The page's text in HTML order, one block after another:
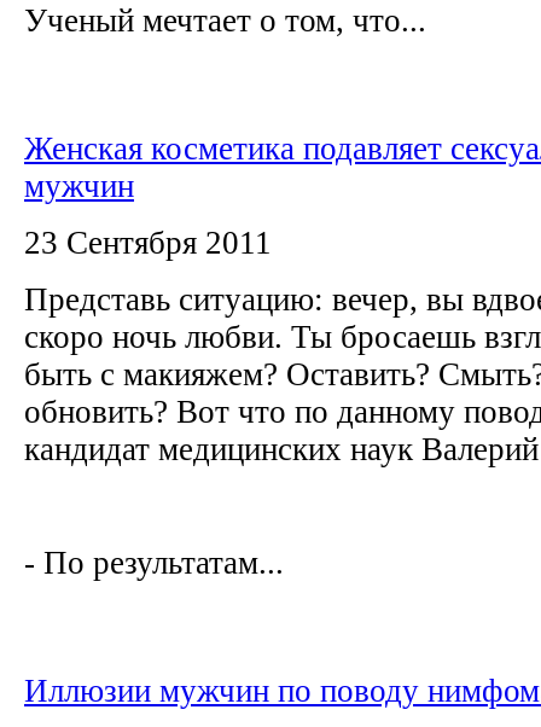
Ученый мечтает о том, что...
Женская косметика подавляет
мужчин
23 Сентября 2011
Представь ситуацию: вечер, вы
скоро ночь любви. Ты бросаешь
быть с макияжем? Оставить?
обновить? Вот что по данному
кандидат медицинских наук
- По результатам...
Иллюзии мужчин по поводу